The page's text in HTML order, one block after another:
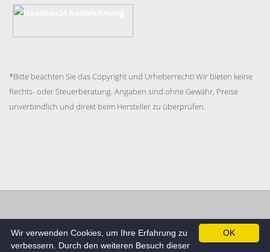
*Bitte beachten Sie das Copyright und Urheberrecht! Wir bieten keine
Rechts- oder Steuerberatung. Angaben sind ohne Gewähr, Preise
unverbindlich und direkt beim Hersteller zu überprüfen.
AGB
Cookie
Richtlinie
OK
Wir verwenden Cookies, um Ihre Erfahrung zu
verbessern. Durch den weiteren Besuch dieser